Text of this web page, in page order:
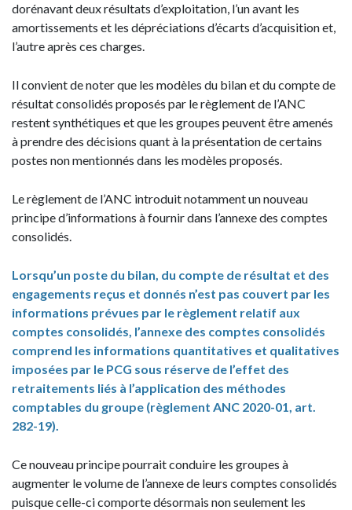
dorénavant deux résultats d’exploitation, l’un avant les
amortissements et les dépréciations d’écarts d’acquisition et,
l’autre après ces charges.
Il convient de noter que les modèles du bilan et du compte de
résultat consolidés proposés par le règlement de l’ANC
restent synthétiques et que les groupes peuvent être amenés
à prendre des décisions quant à la présentation de certains
postes non mentionnés dans les modèles proposés.
Le règlement de l’ANC introduit notamment un nouveau
principe d’informations à fournir dans l’annexe des comptes
consolidés.
Lorsqu’un poste du bilan, du compte de résultat et des
engagements reçus et donnés n’est pas couvert par les
informations prévues par le règlement relatif aux
comptes consolidés, l’annexe des comptes consolidés
comprend les informations quantitatives et qualitatives
imposées par le PCG sous réserve de l’effet des
retraitements liés à l’application des méthodes
comptables du groupe (règlement ANC 2020-01, art.
282-19).
Ce nouveau principe pourrait conduire les groupes à
augmenter le volume de l’annexe de leurs comptes consolidés
puisque celle-ci comporte désormais non seulement les